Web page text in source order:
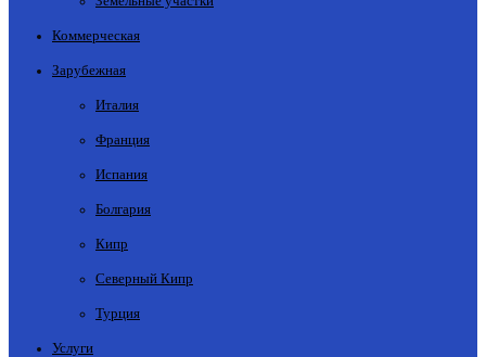
Коммерческая
Зарубежная
Италия
Франция
Испания
Болгария
Кипр
Северный Кипр
Турция
Услуги